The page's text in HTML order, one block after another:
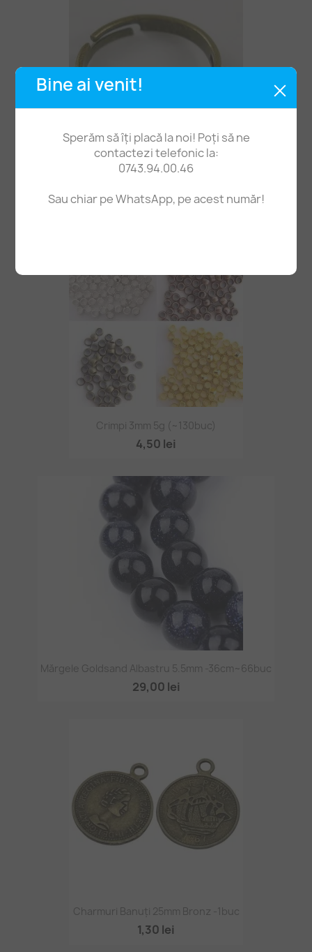
Bine ai venit!
Sperăm să îți placă la noi! Poți să ne
contactezi telefonic la:
0743.94.00.46
Sau chiar pe WhatsApp, pe acest număr!
2,50 lei
Crimpi 3mm 5g (~130buc)
4,50 lei
Mărgele Goldsand Albastru 5.5mm -36cm~66buc
29,00 lei
Charmuri Banuți 25mm Bronz -1buc
1,30 lei